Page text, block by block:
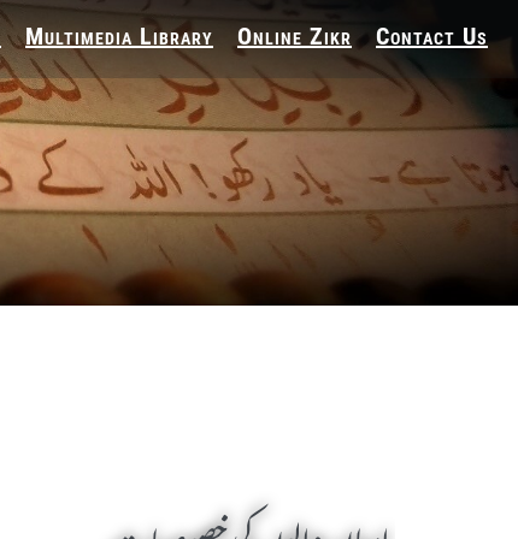
Multimedia Library Online Zikr Contact Us